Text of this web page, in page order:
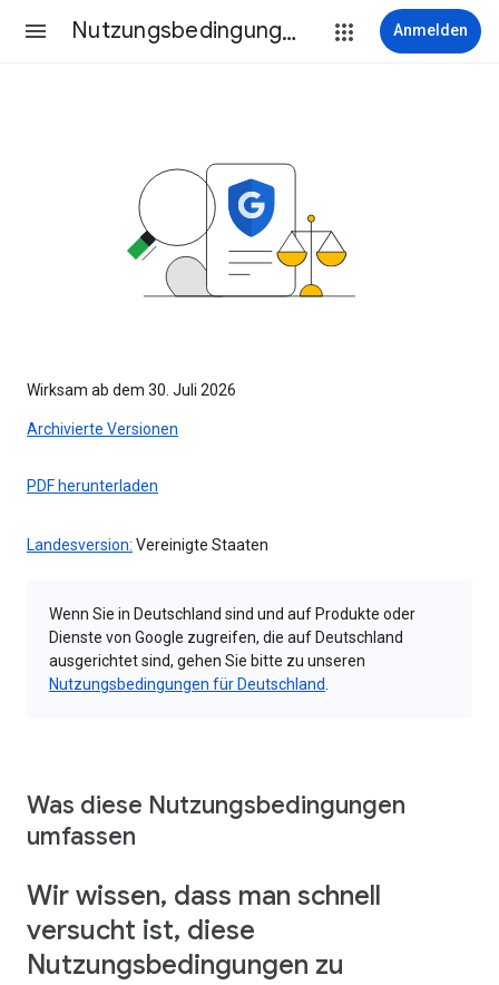
Nutzungsbedingungen Anmelden
Wirksam ab dem 30. Juli 2026
Archivierte Versionen
PDF herunterladen
Landesversion: Vereinigte Staaten
Wenn Sie in Deutschland sind und auf Produkte oder
Dienste von Google zugreifen, die auf Deutschland
ausgerichtet sind, gehen Sie bitte zu unseren
Nutzungsbedingungen für Deutschland
Was diese Nutzungsbedingungen
umfassen
Wir wissen, dass man schnell
versucht ist, diese
Nutzungsbedingungen zu